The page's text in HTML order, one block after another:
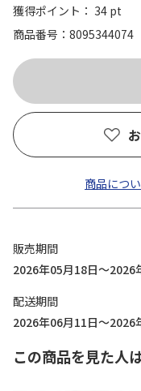
獲得ポイント： 34 pt
商品番号
8095344074
商品につ
販売期間
2026年05月18日～2026
配送期間
2026年06月11日～2026
この商品を見た人